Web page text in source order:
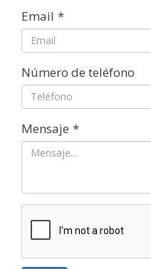
Email *
Número de teléfono
Mensaje *